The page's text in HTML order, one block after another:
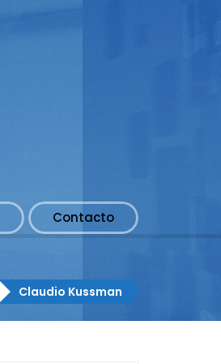
Contacto
Claudio Kussman